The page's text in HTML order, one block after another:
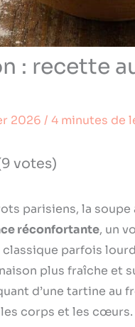
: recette
2026 / 4 minutes de
votes)
parisiens, la soupe
réconfortante, un
parfois
plus fraîche et
d’une tartine au
corps et les cœurs.